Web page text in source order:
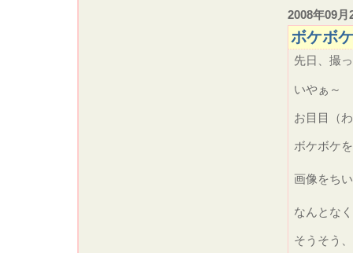
2008年09月
ボケボ
先日、撮
いやぁ～
お目目（
ボケボケ
画像をち
なんとな
そうそう